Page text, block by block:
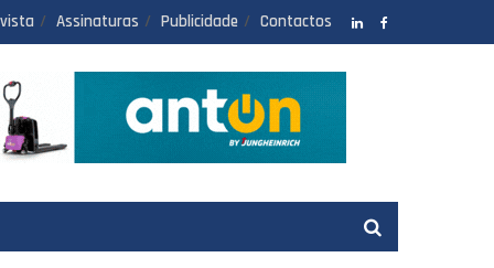
Assinaturas Publicidade Contactos